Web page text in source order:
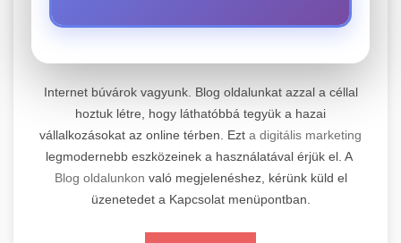
+
Professzionális elektromos roller javítási és
karbantartási szolgáltatások. Szakértő
technikusaink minőségi szervízt nyújtanak
minden jelentős márkához és modellhez.
Szervizközpont Látogatása
📊 2. Online Marketing
Ügynökség
+
Átfogó online marketing szolgáltatások,
beleértve a SEO-t, közösségi média kezelést és
Internet búvárok vagyunk. Blog oldalunkat azzal a céllal
hoztuk létre, hogy láthatóbbá tegyük a hazai
vállalkozásokat az online térben. Ezt a digitális marketing
legmodernebb eszközeinek a használatával érjük el. A
Blog oldalunkon való megjelenéshez, kérünk küld el
üzenetedet a Kapcsolat menüpontban.